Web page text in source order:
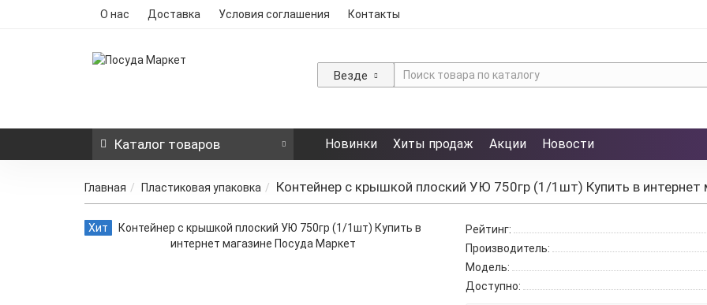
О нас Доставка Условия соглашения Контакты
Везде
Каталог товаров Новинки Хиты продаж Акции Новости
Главная Пластиковая упаковка Контейнер с крышкой плоский УЮ 750гр (1/1шт) Купить в интернет
Хит Рейтинг:
Производитель:
Модель:
Доступно: